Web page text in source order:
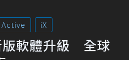
Active iX
版軟體升級 全球